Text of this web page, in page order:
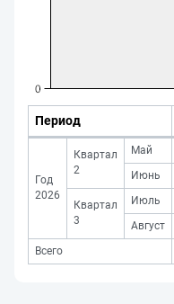
Период
Год
2026
Квартал
2
Май
Июнь
Квартал
3
Июль
Август
Всего